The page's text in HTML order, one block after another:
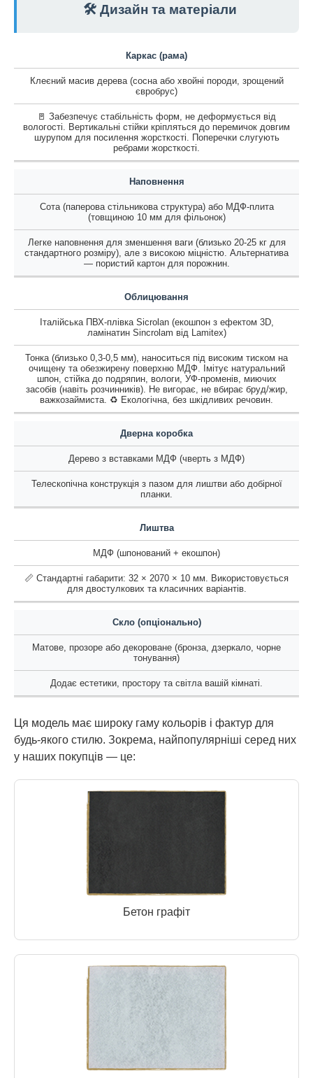
🛠️ Дизайн та матеріали
Каркас (рама)
Клеєний масив дерева (сосна або хвойні породи, зрощений
євробрус)
🚪 Забезпечує стабільність форм, не деформується від
вологості. Вертикальні стійки кріпляться до перемичок довгим
шурупом для посилення жорсткості. Поперечки слугують
ребрами жорсткості.
Наповнення
Сота (паперова стільникова структура) або МДФ-плита
(товщиною 10 мм для фільонок)
Легке наповнення для зменшення ваги (близько 20-25 кг для
стандартного розміру), але з високою міцністю. Альтернатива
— пористий картон для порожнин.
Облицювання
Італійська ПВХ-плівка Sicrolan (екошпон з ефектом 3D,
ламінатин Sincrolam від Lamitex)
Тонка (близько 0,3-0,5 мм), наноситься під високим тиском на
очищену та обезжирену поверхню МДФ. Імітує натуральний
шпон, стійка до подряпин, вологи, УФ-променів, миючих
засобів (навіть розчинників). Не вигорає, не вбирає бруд/жир,
важкозаймиста. ♻️ Екологічна, без шкідливих речовин.
Дверна коробка
Дерево з вставками МДФ (чверть з МДФ)
Телескопічна конструкція з пазом для лиштви або добірної
планки.
Лиштва
МДФ (шпонований + екошпон)
📏 Стандартні габарити: 32 × 2070 × 10 мм. Використовується
для двостулкових та класичних варіантів.
Скло (опціонально)
Матове, прозоре або декороване (бронза, дзеркало, чорне
тонування)
Додає естетики, простору та світла вашій кімнаті.
Ця модель має широку гаму кольорів і фактур для
будь-якого стилю. Зокрема, найпопулярніші серед них
у наших покупців — це:
Бетон графіт